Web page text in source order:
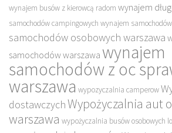
wynajem busów z kierowcą radom wynajem
samochodów campingowych wynajem
samochodów osobowych warszawa
samochodów warszawa wynajem
samochodów z oc
warszawa wypozyczalnia camperow
dostawczychWypożyczalnia aut
warszawa wypożyczalnia busów osobowych